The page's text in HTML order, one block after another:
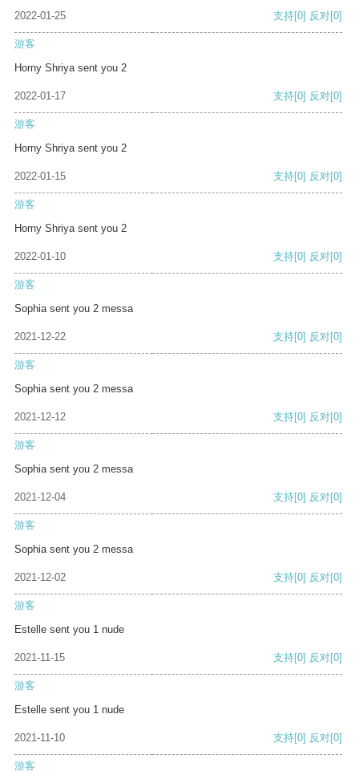
2022-01-25 支持[0] 反对[0]
游客
Horny Shriya sent you 2
2022-01-17 支持[0] 反对[0]
游客
Horny Shriya sent you 2
2022-01-15 支持[0] 反对[0]
游客
Horny Shriya sent you 2
2022-01-10 支持[0] 反对[0]
游客
Sophia sent you 2 messa
2021-12-22 支持[0] 反对[0]
游客
Sophia sent you 2 messa
2021-12-12 支持[0] 反对[0]
游客
Sophia sent you 2 messa
2021-12-04 支持[0] 反对[0]
游客
Sophia sent you 2 messa
2021-12-02 支持[0] 反对[0]
游客
Estelle sent you 1 nude
2021-11-15 支持[0] 反对[0]
游客
Estelle sent you 1 nude
2021-11-10 支持[0] 反对[0]
游客